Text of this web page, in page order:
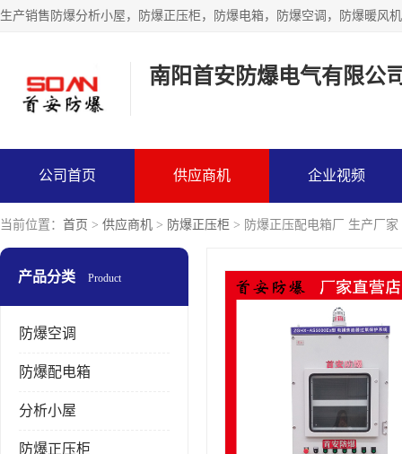
生产销售防爆分析小屋，防爆正压柜，防爆电箱，防爆空调，防爆暖风
南阳首安防爆电气有限公
公司首页 供应商机 企业视频
当前位置： 首页 > 供应商机 > 防爆正压柜 > 防爆正压配电箱厂 生产厂家
产品分类 Product
防爆空调
防爆配电箱
分析小屋
防爆正压柜